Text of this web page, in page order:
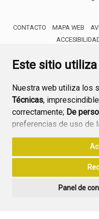
Este sitio
Nuestra web utiliza los
Técnicas,
correctamente; De
preferencias de uso de
funcionamiento de la
Si acepta pulsando el
consideramos que
ninguna acción, se
Panel de
CONTACTO MAPA WEB